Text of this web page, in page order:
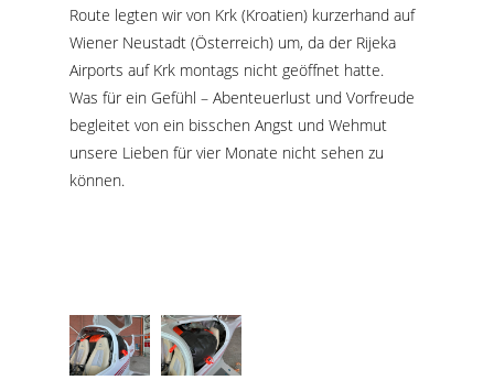
Route legten wir von Krk (Kroatien) kurzerhand auf
Wiener Neustadt (Österreich) um, da der Rijeka
Airports auf Krk montags nicht geöffnet hatte.
Was für ein Gefühl – Abenteuerlust und Vorfreude
begleitet von ein bisschen Angst und Wehmut
unsere Lieben für vier Monate nicht sehen zu
können.